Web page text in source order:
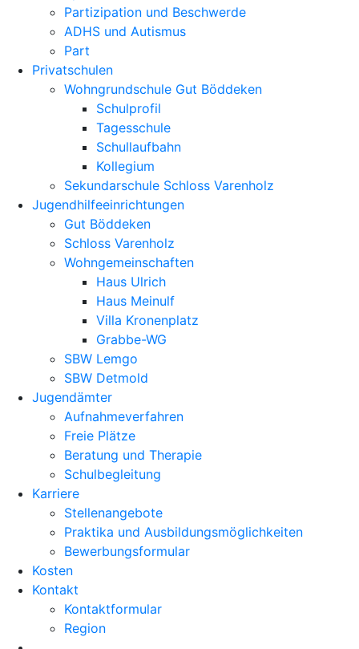
Partizipation und Beschwerde
ADHS und Autismus
Part
Privatschulen
Wohngrundschule Gut Böddeken
Schulprofil
Tagesschule
Schullaufbahn
Kollegium
Sekundarschule Schloss Varenholz
Jugendhilfeeinrichtungen
Gut Böddeken
Schloss Varenholz
Wohngemeinschaften
Haus Ulrich
Haus Meinulf
Villa Kronenplatz
Grabbe-WG
SBW Lemgo
SBW Detmold
Jugendämter
Aufnahmeverfahren
Freie Plätze
Beratung und Therapie
Schulbegleitung
Karriere
Stellenangebote
Praktika und Ausbildungsmöglichkeiten
Bewerbungsformular
Kosten
Kontakt
Kontaktformular
Region